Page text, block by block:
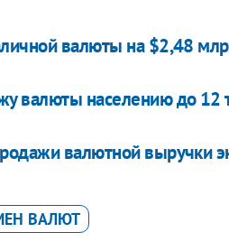
валюты на $2,48
валюты населению до 12
валютной выручки
ВАЛЮТ